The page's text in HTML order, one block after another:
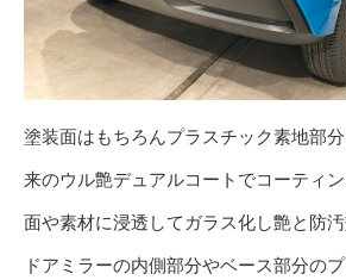
塗装面はもちろんプラスチック素地部
来のウル艶デュアルコートでコーティ
面や素材に浸透してガラス化し艶と防汚
ドアミラーの内側部分やベース部分の